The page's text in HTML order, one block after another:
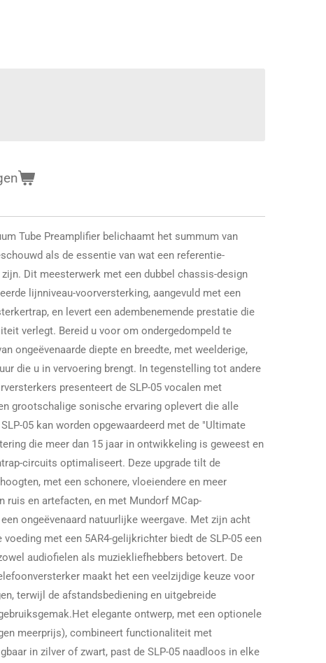
Tube Preamplifier belichaamt het summum van
als de essentie van wat een referentie-
Dit meesterwerk met een dubbel chassis-design
lijnniveau-voorversterking, aangevuld met een
en levert een adembenemende prestatie die
verlegt. Bereid u voor om ondergedompeld te
ongeëvenaarde diepte en breedte, met weelderige,
die u in vervoering brengt. In tegenstelling tot andere
presenteert de SLP-05 vocalen met
grootschalige sonische ervaring oplevert die alle
SLP-05 kan worden opgewaardeerd met de "Ultimate
die meer dan 15 jaar in ontwikkeling is geweest en
circuits optimaliseert. Deze upgrade tilt de
met een schonere, vloeiendere en meer
ruis en artefacten, en met Mundorf MCap-
ongeëvenaard natuurlijke weergave. Met zijn acht
voeding met een 5AR4-gelijkrichter biedt de SLP-05 een
audiofielen als muziekliefhebbers betovert. De
maakt het een veelzijdige keuze voor
terwijl de afstandsbediening en uitgebreide
Het elegante ontwerp, met een optionele
meerprijs), combineert functionaliteit met
in zilver of zwart, past de SLP-05 naadloos in elke